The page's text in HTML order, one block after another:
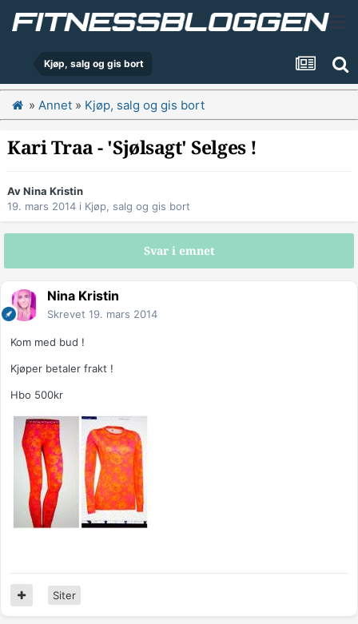
Kjøp, salg og gis bort
» Annet » Kjøp, salg og gis bort
Kari Traa - 'Sjølsagt' Selges !
AvNina Kristin
19. mars 2014 i Kjøp, salg og gis bort
Svar i emnet
Nina Kristin
Skrevet 19. mars 2014
Kom med bud !
Kjøper betaler frakt !
Hbo 500kr
Siter